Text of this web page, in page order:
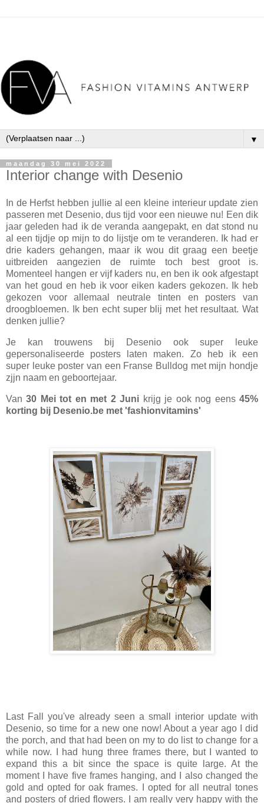
▼
maandag 30 mei 2022
Interior change with Desenio
In de Herfst hebben jullie al een kleine interieur update zien
passeren met Desenio, dus tijd voor een nieuwe nu! Een dik
jaar geleden had ik de veranda aangepakt, en dat stond nu
al een tijdje op mijn to do lijstje om te veranderen. Ik had er
drie kaders gehangen, maar ik wou dit graag een beetje
uitbreiden aangezien de ruimte toch best groot is.
Momenteel hangen er vijf kaders nu, en ben ik ook afgestapt
van het goud en heb ik voor eiken kaders gekozen. Ik heb
gekozen voor allemaal neutrale tinten en posters van
droogbloemen. Ik ben echt super blij met het resultaat. Wat
denken jullie?
Je kan trouwens bij Desenio ook super leuke
gepersonaliseerde posters laten maken. Zo heb ik een
super leuke poster van een Franse Bulldog met mijn hondje
zjjn naam en geboortejaar.
Van30 Mei tot en met 2 Juni krijg je ook nog eens45%
korting bij Desenio.be met 'fashionvitamins'
Last Fall you've already seen a small interior update with
Desenio, so time for a new one now! About a year ago I did
the porch, and that had been on my to do list to change for a
while now. I had hung three frames there, but I wanted to
expand this a bit since the space is quite large. At the
moment I have five frames hanging, and I also changed the
gold and opted for oak frames. I opted for all neutral tones
and posters of dried flowers. I am really very happy with the